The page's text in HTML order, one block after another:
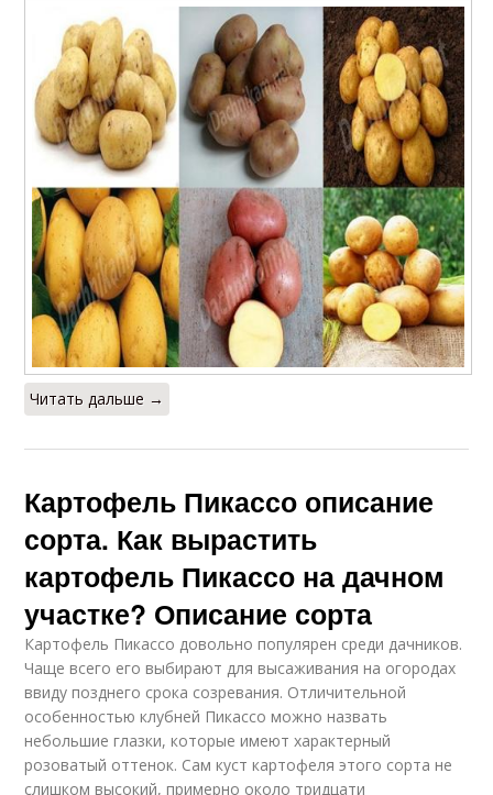
Читать дальше →
Картофель Пикассо описание
сорта. Как вырастить
картофель Пикассо на дачном
участке? Описание сорта
Картофель Пикассо довольно популярен среди дачников.
Чаще всего его выбирают для высаживания на огородах
ввиду позднего срока созревания. Отличительной
особенностью клубней Пикассо можно назвать
небольшие глазки, которые имеют характерный
розоватый оттенок. Сам куст картофеля этого сорта не
слишком высокий, примерно около тридцати